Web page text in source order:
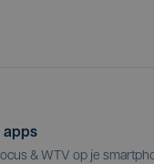
apps
& WTV op je